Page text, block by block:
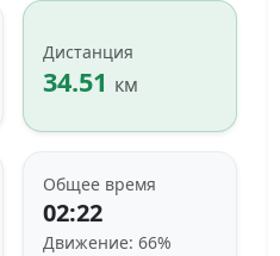
Дистанция
34.51 км
Общее время
02:22
Движение: 66%